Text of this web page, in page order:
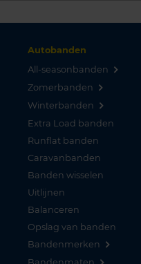
Autobanden
All-seasonbanden
Zomerbanden
Winterbanden
Extra Load banden
Runflat banden
Caravanbanden
Banden wisselen
Uitlijnen
Balanceren
Opslag van banden
Bandenmerken